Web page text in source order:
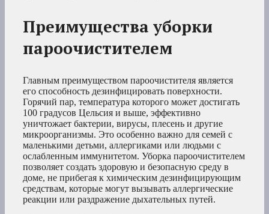
Преимущества уборки
пароочистителем
Главным преимуществом пароочистителя является
его способность дезинфицировать поверхности.
Горячий пар, температура которого может достигать
100 градусов Цельсия и выше, эффективно
уничтожает бактерии, вирусы, плесень и другие
микроорганизмы. Это особенно важно для семей с
маленькими детьми, аллергиками или людьми с
ослабленным иммунитетом. Уборка пароочистителем
позволяет создать здоровую и безопасную среду в
доме, не прибегая к химическим дезинфицирующим
средствам, которые могут вызывать аллергические
реакции или раздражение дыхательных путей.